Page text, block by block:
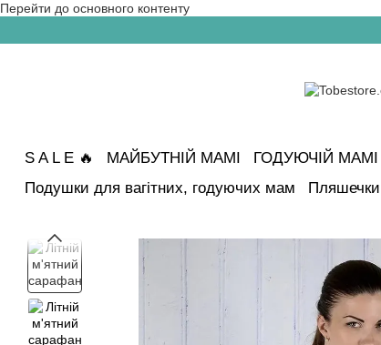
Перейти до основного контенту
S A L E 🔥 МАЙБУТНІЙ МАМІ ГОДУЮЧІЙ МАМІ
Подушки для вагітних, годуючих мам